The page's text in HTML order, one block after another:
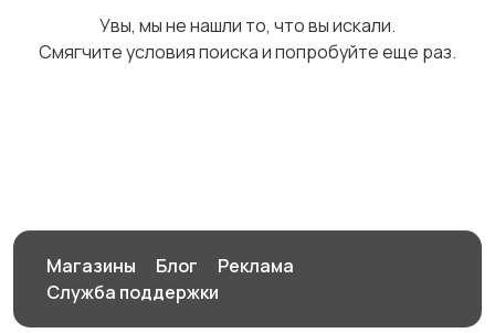
История Химия
Литература Немецкий язык
Увы, мы не нашли то, что вы искали.
Смягчите условия поиска и попробуйте еще раз.
Магазины Блог
Реклама
Служба поддержки